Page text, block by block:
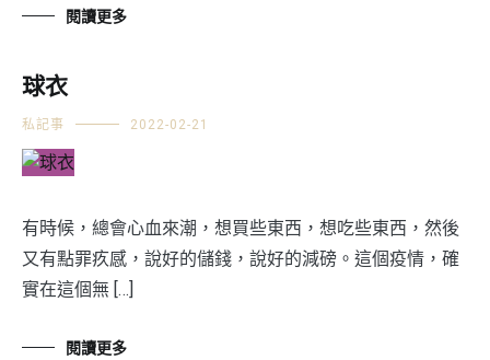
閱讀更多
球衣
私記事 2022-02-21
有時候，總會心血來潮，想買些東西，想吃些東西，然後
又有點罪疚感，說好的儲錢，說好的減磅。這個疫情，確
實在這個無 […]
閱讀更多